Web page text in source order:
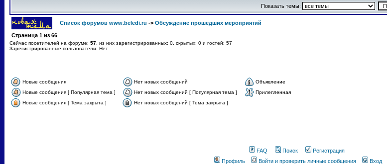
Показать темы:
Список форумов www.beledi.ru -> Обсуждение прошедших мероприятий
Страница 1 из 66
Сейчас посетителей на форуме: 57 , из них зарегистрированных: 0, скрытых: 0 и гостей: 57
Зарегистрированные пользователи: Нет
Новые сообщения Нет новых сообщений
Объявление
Новые сообщения [ Популярная тема ]
Нет новых сообщений [ Популярная тема ]
Прилепленная
Новые сообщения [ Тема закрыта ]
Нет новых сообщений [ Тема закрыта ]
FAQ Поиск
Регистрация
Профиль
Войти и проверить личные сообщения Вход